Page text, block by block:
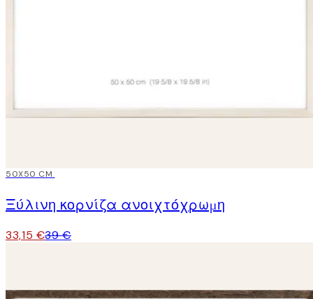
15%*
50X50 CM
Ξύλινη κορνίζα ανοιχτόχρωμη
33,15 €39 €